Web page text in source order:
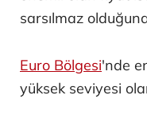
sarsılmaz
Euro Bölgesi'nde
yüksek seviyesi